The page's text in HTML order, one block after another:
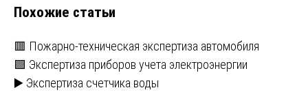
Похожие статьи
🟥 Пожарно-техническая экспертиза автомобиля
🟩 Экспертиза приборов учета электроэнергии
▶️ Экспертиза счетчика воды